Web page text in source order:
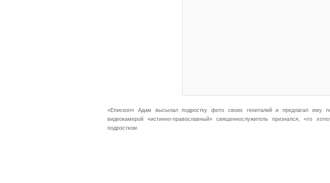
«Епископ» Адам высылал подростку фото своих гениталий и предлагал ему
видеокамерой «истинно-православный» священнослужитель признался, что
подростком.